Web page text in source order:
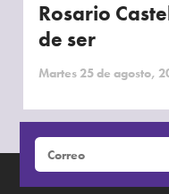
Rosario
de ser
Martes 25 de agosto,